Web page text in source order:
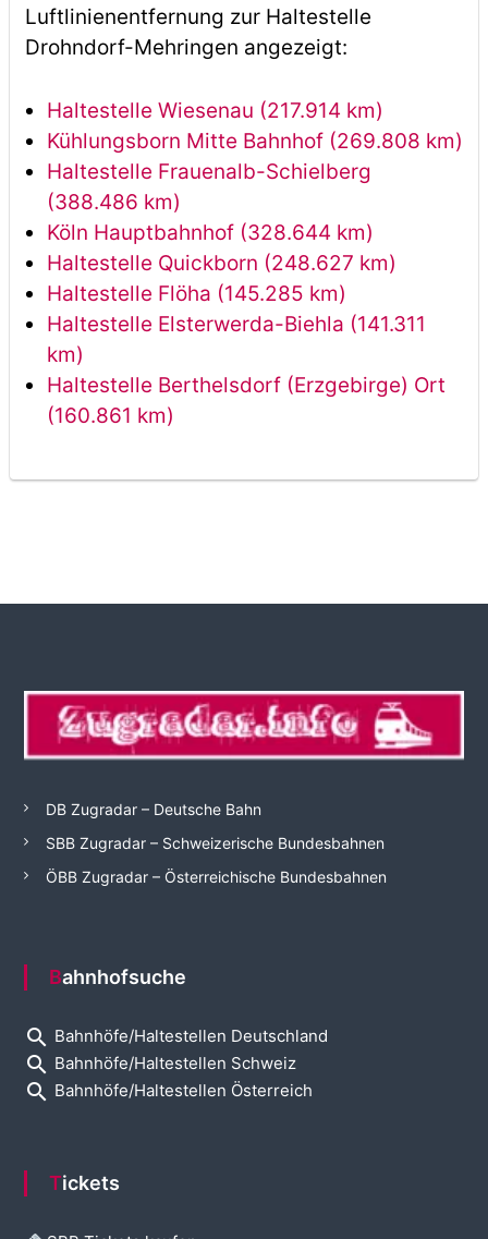
Luftlinienentfernung zur Haltestelle
Drohndorf-Mehringen angezeigt:
Haltestelle Wiesenau (217.914 km)
Kühlungsborn Mitte Bahnhof (269.808 km)
Haltestelle Frauenalb-Schielberg
(388.486 km)
Köln Hauptbahnhof (328.644 km)
Haltestelle Quickborn (248.627 km)
Haltestelle Flöha (145.285 km)
Haltestelle Elsterwerda-Biehla (141.311
km)
Haltestelle Berthelsdorf (Erzgebirge) Ort
(160.861 km)
DB Zugradar – Deutsche Bahn
SBB Zugradar – Schweizerische Bundesbahnen
ÖBB Zugradar – Österreichische Bundesbahnen
Bahnhofsuche
search Bahnhöfe/Haltestellen Deutschland
search Bahnhöfe/Haltestellen Schweiz
search Bahnhöfe/Haltestellen Österreich
Tickets